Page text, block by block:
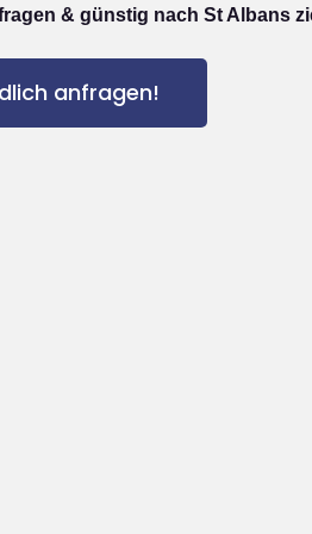
& günstig nach St Albans
anfragen!